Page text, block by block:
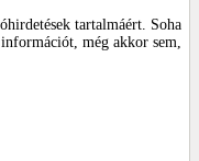
tartalmáért. Soha
még akkor sem,